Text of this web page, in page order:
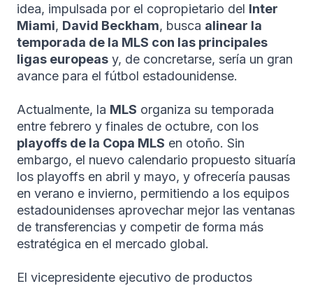
idea, impulsada por el copropietario del Inter
Miami, David Beckham, busca alinear la
temporada de la MLS con las principales
ligas europeas y, de concretarse, sería un gran
avance para el fútbol estadounidense.
Actualmente, la MLS organiza su temporada
entre febrero y finales de octubre, con los
playoffs de la Copa MLS en otoño. Sin
embargo, el nuevo calendario propuesto situaría
los playoffs en abril y mayo, y ofrecería pausas
en verano e invierno, permitiendo a los equipos
estadounidenses aprovechar mejor las ventanas
de transferencias y competir de forma más
estratégica en el mercado global.
El vicepresidente ejecutivo de productos